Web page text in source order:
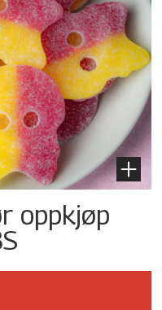
oppkjøp